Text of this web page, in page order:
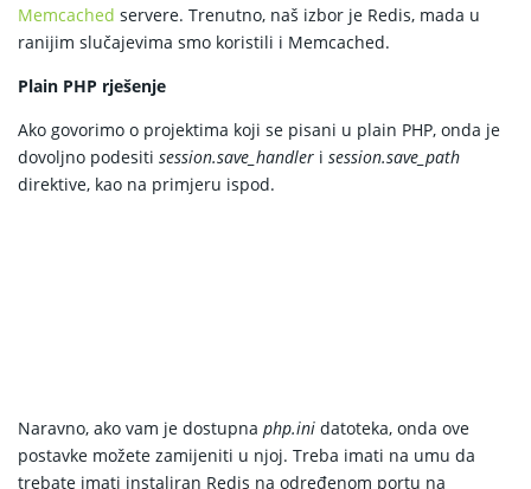
Memcached servere. Trenutno, naš izbor je Redis, mada u
ranijim slučajevima smo koristili i Memcached.
Plain PHP rješenje
Ako govorimo o projektima koji se pisani u plain PHP, onda je
dovoljno podesiti session.save_handler i session.save_path
direktive, kao na primjeru ispod.
Naravno, ako vam je dostupna php.ini datoteka, onda ove
postavke možete zamijeniti u njoj. Treba imati na umu da
trebate imati instaliran Redis na određenom portu na